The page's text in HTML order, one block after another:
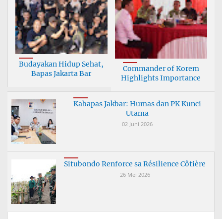
Budayakan Hidup Sehat,
Bapas Jakarta Bar
Commander of Korem
Highlights Importance
Kabapas Jakbar: Humas dan PK Kunci
Utama
02 Juni 2026
Situbondo Renforce sa Résilience Côtière
26 Mei 2026